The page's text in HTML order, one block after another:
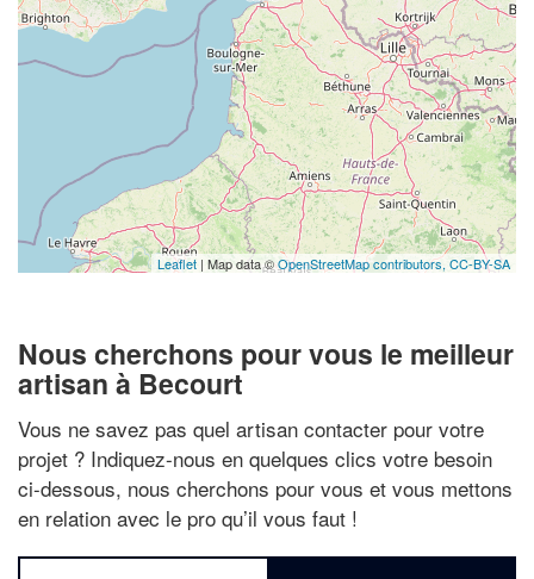
Leaflet | Map data ©OpenStreetMap contributors, CC-BY-SA
Nous cherchons pour vous le meilleur
artisan à Becourt
Vous ne savez pas quel artisan contacter pour votre
projet ? Indiquez-nous en quelques clics votre besoin
ci-dessous, nous cherchons pour vous et vous mettons
en relation avec le pro qu’il vous faut !